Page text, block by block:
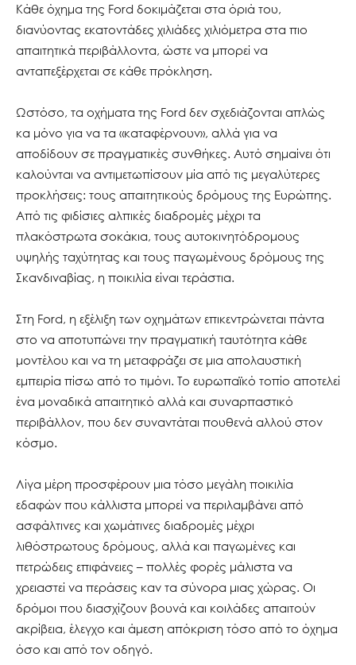
Κάθε όχημα της Ford δοκιμάζεται στα όριά του,
διανύοντας εκατοντάδες χιλιάδες χιλιόμετρα στα πιο
απαιτητικά περιβάλλοντα, ώστε να μπορεί να
ανταπεξέρχεται σε κάθε πρόκληση.
Ωστόσο, τα οχήματα της Ford δεν σχεδιάζονται απλώς
κα μόνο για να τα «καταφέρνουν», αλλά για να
αποδίδουν σε πραγματικές συνθήκες. Αυτό σημαίνει ότι
καλούνται να αντιμετωπίσουν μία από τις μεγαλύτερες
προκλήσεις: τους απαιτητικούς δρόμους της Ευρώπης.
Από τις φιδίσιες αλπικές διαδρομές μέχρι τα
πλακόστρωτα σοκάκια, τους αυτοκινητόδρομους
υψηλής ταχύτητας και τους παγωμένους δρόμους της
Σκανδιναβίας, η ποικιλία είναι τεράστια.
Στη Ford, η εξέλιξη των οχημάτων επικεντρώνεται πάντα
στο να αποτυπώνει την πραγματική ταυτότητα κάθε
μοντέλου και να τη μεταφράζει σε μια απολαυστική
εμπειρία πίσω από το τιμόνι. Το ευρωπαϊκό τοπίο αποτελεί
ένα μοναδικά απαιτητικό αλλά και συναρπαστικό
περιβάλλον, που δεν συναντάται πουθενά αλλού στον
κόσμο.
Λίγα μέρη προσφέρουν μια τόσο μεγάλη ποικιλία
εδαφών που κάλλιστα μπορεί να περιλαμβάνει από
ασφάλτινες και χωμάτινες διαδρομές μέχρι
λιθόστρωτους δρόμους, αλλά και παγωμένες και
πετρώδεις επιφάνειες – πολλές φορές μάλιστα να
χρειαστεί να περάσεις καν τα σύνορα μιας χώρας. Οι
δρόμοι που διασχίζουν βουνά και κοιλάδες απαιτούν
ακρίβεια, έλεγχο και άμεση απόκριση τόσο από το όχημα
όσο και από τον οδηγό.